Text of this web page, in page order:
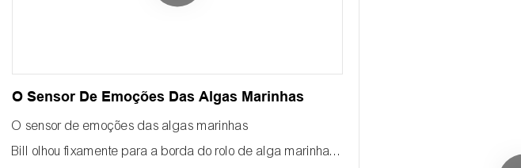
fruta de espinheiro perfeito.
O Sensor De Emoções Das Algas Marinhas
O sensor de emoções das algas marinhas
Bill olhou fixamente para a borda do rolo de alga marinha